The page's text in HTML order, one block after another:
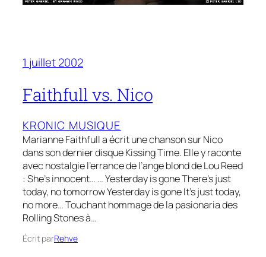
1 juillet 2002
Faithfull vs. Nico
KRONIC MUSIQUE
Marianne Faithfull a écrit une chanson sur Nico
dans son dernier disque Kissing Time. Elle y raconte
avec nostalgie l’errance de l’ange blond de Lou Reed
: She’s innocent… … Yesterday is gone There’s just
today, no tomorrow Yesterday is gone It’s just today,
no more… Touchant hommage de la pasionaria des
Rolling Stones à…
Écrit parRehve